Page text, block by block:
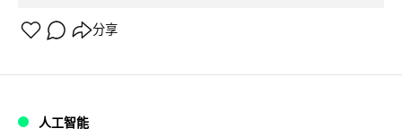
分享
人工智能